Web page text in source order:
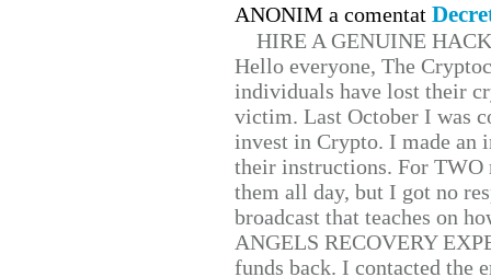
ANONIM a comentat
HIRE A GENUINE
Hello everyone, The
individuals have lost their
victim. Last October I was
invest in Crypto. I made
their instructions. For TWO
them all day, but I got no
broadcast that teaches on
ANGELS RECOVERY
funds back. I contacted the